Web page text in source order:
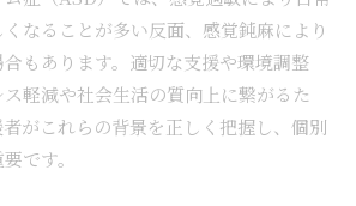
なることが多い反面、感覚鈍麻により
もあります。適切な支援や環境調整
軽減や社会生活の質向上に繋がるた
がこれらの背景を正しく把握し、個別
です。